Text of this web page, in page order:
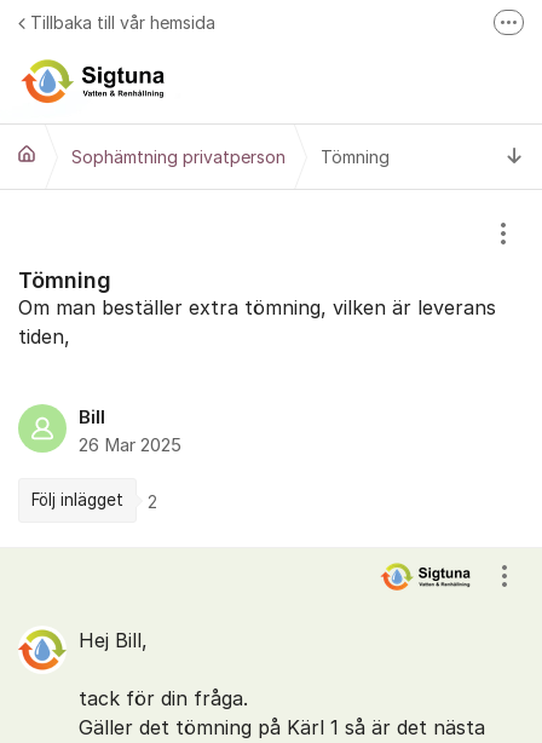
Hoppa till innehåll
Tillbaka till vår hemsida
Sophämtning privatperson Tömning
Tömning
Om man beställer extra tömning, vilken är leverans
tiden,
Bill
26 Mar 2025
Följ inlägget 2
Hej Bill,
tack för din fråga.
Gäller det tömning på Kärl 1 så är det nästa